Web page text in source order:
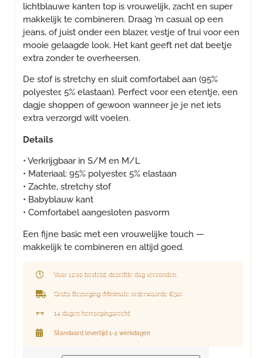
lichtblauwe kanten top is vrouwelijk, zacht en super
makkelijk te combineren. Draag ’m casual op een
jeans, of juist onder een blazer, vestje of trui voor een
mooie gelaagde look. Het kant geeft net dat beetje
extra zonder te overheersen.
De stof is stretchy en sluit comfortabel aan (95%
polyester, 5% elastaan). Perfect voor een etentje, een
dagje shoppen of gewoon wanneer je je net iets
extra verzorgd wilt voelen.
Details
• Verkrijgbaar in S/M en M/L
• Materiaal: 95% polyester, 5% elastaan
• Zachte, stretchy stof
• Babyblauw kant
• Comfortabel aangesloten pasvorm
Een fijne basic met een vrouwelijke touch —
makkelijk te combineren en altijd goed.
Voor 12:00 besteld, dezelfde dag verzonden.
Gratis Bezorging (Minimale orderwaarde €50)
14 dagen herroepingsrecht
Standaard levertijd 1-2 werkdagen